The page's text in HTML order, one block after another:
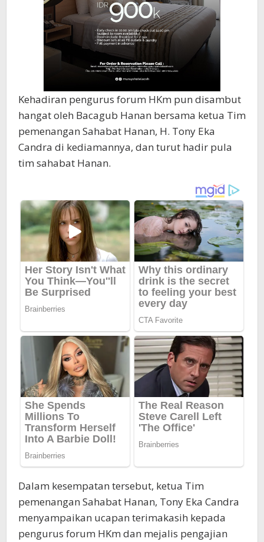
Kehadiran pengurus forum HKm pun disambut
hangat oleh Bacagub Hanan bersama ketua Tim
pemenangan Sahabat Hanan, H. Tony Eka
Candra di kediamannya, dan turut hadir pula
tim sahabat Hanan.
Dalam kesempatan tersebut, ketua Tim
pemenangan Sahabat Hanan, Tony Eka Candra
menyampaikan ucapan terimakasih kepada
pengurus forum HKm dan mejalis pengajian